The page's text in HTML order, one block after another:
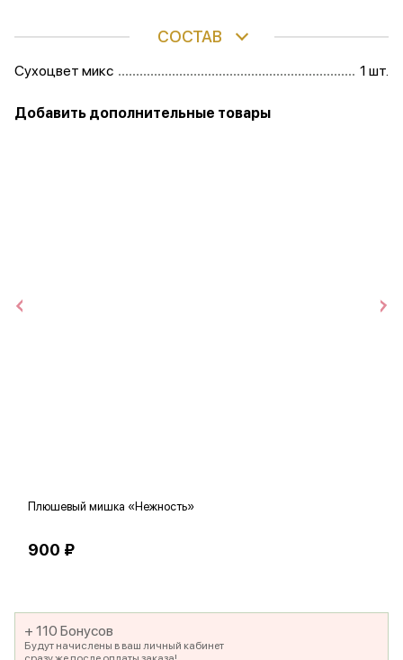
СОСТАВ
Сухоцвет микс 1 шт.
Добавить дополнительные товары
Плюшевый мишка «Нежность»
900 ₽
+ 110 Бонусов
Будут начислены в ваш личный кабинет